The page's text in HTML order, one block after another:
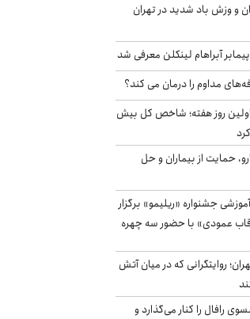
و وزش باد شدید در تهران
آبراهام لینکلن معرفی شد
مداوم را درمان می کند؟
روز هفته؛ شاخص کل بیش
حمایت از بیماران و حل
جشنواره «ریلیمو» برگزار
عمودی» با حضور سه چهره
روایتگرانی که در میان آتش
رافال را کنار می‌گذارد و